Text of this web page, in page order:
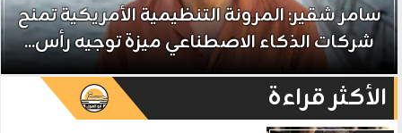
سامر شقير: المرونة التنظيمية الأمريكية تمنح
شركات الذكاء الاصطناعي ميزة توجيه رأس...
الأكثر قراءة